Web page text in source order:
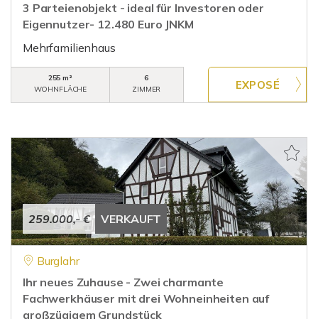
3 Parteienobjekt - ideal für Investoren oder
Eigennutzer- 12.480 Euro JNKM
Mehrfamilienhaus
255 m²
WOHNFLÄCHE
6
ZIMMER
259.000,- € VERKAUFT
Burglahr
Ihr neues Zuhause - Zwei charmante
Fachwerkhäuser mit drei Wohneinheiten auf
großzügigem Grundstück